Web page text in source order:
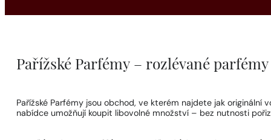
Pařížské Parfémy – rozlévané
Pařížské Parfémy jsou obchod, ve kterém najdete jak
nabídce umožňují koupit libovolné množství – bez nutnosti